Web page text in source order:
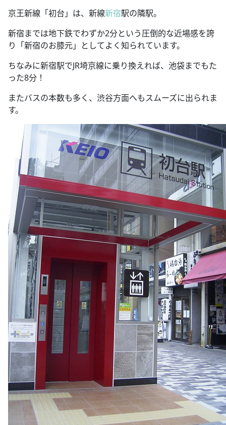
京王新線「初台」は、新線新宿駅の隣駅。
新宿までは地下鉄でわずか2分という圧倒的な近場感を誇
り「新宿のお膝元」としてよく知られています。
ちなみに新宿駅でJR埼京線に乗り換えれば、池袋までもた
った8分！
またバスの本数も多く、渋谷方面へもスムーズに出られま
す。